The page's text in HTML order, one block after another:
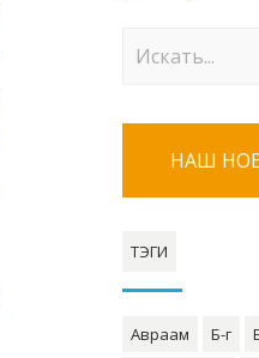
НАШ
ТЭГИ
Авраам Б-г